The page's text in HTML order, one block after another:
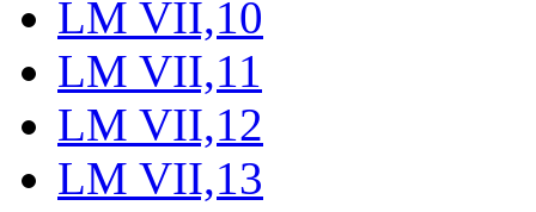
LM VII,10
LM VII,11
LM VII,12
LM VII,13